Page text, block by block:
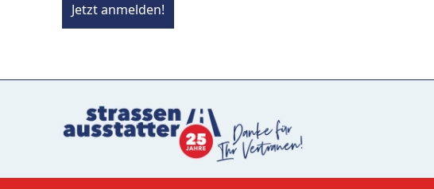
Jetzt anmelden!